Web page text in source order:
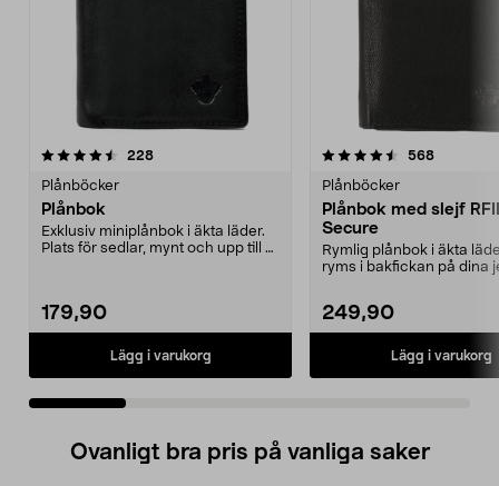
228recensioner
Plånböcker
Plånbok
Exklusiv miniplånbok i äkta läder.
Plats för sedlar, mynt och upp till 8
179,90
Lägg i varukorg
4.5 av 5 stjärnor 568
Plånböcker
Plånbok med slejf
Secure
Rymlig plånbok i äkta
ryms i bakfickan på dina
249,90
Lägg i varukorg
4.0 av 5 stjärnor
Ovanligt bra pris på vanliga saker